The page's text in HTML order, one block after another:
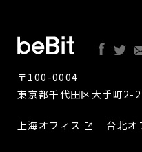
〒100-0004
東京都千代田区大手町2-
上海オフィス 台北オ